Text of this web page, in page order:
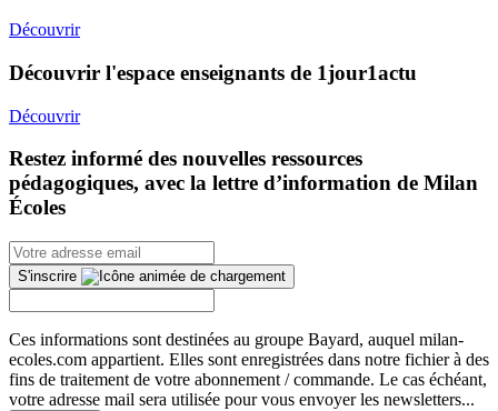
Découvrir
Découvrir l'espace enseignants de 1jour1actu
Découvrir
Restez informé des nouvelles ressources
pédagogiques, avec la lettre d’information de Milan
Écoles
S'inscrire
Ces informations sont destinées au groupe Bayard, auquel milan-
ecoles.com appartient. Elles sont enregistrées dans notre fichier à des
fins de traitement de votre abonnement / commande. Le cas échéant,
votre adresse mail sera utilisée pour vous envoyer les newsletters...